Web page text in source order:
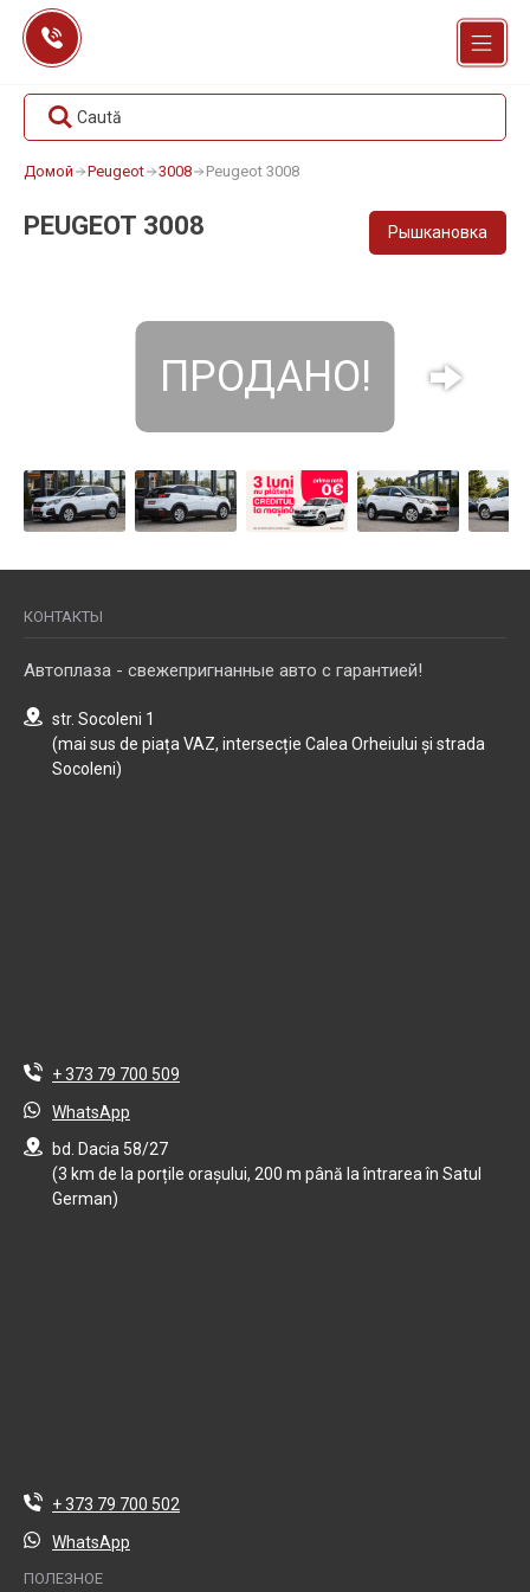
Перейти
содержанию
Caută
Домой Peugeot 3008 Peugeot 3008
PEUGEOT 3008 Рышкановка
ПРОДАНО!
КОНТАКТЫ
Автоплаза - свежепригнанные авто с гарантией!
str. Socoleni 1
(mai sus de piața VAZ, intersecție Calea Orheiului și strada
Socoleni)
+ 373 79 700 509
WhatsApp
bd. Dacia 58/27
(3 km de la porțile orașului, 200 m până la întrarea în Satul
German)
+ 373 79 700 502
WhatsApp
ПОЛЕЗНОЕ